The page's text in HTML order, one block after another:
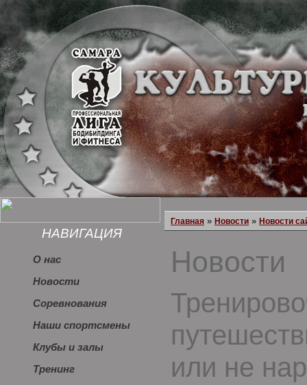
НАВИГАЦИЯ
О нас
Новости
Соревнования
Наши спортсмены
Клубы и залы
Тренинг
Главная » Новости » Новости
Новости
или не